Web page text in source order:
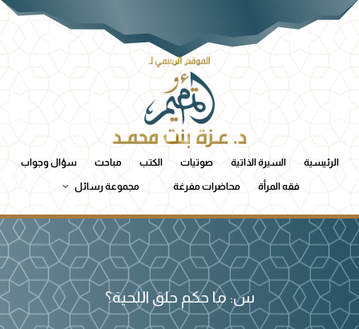
الرئيسية السيرة الذاتية صوتيات الكتب مباحث سؤال وجواب
فقه المرأة محاضرات مفرغة مجموعة رسائل
س: ما حكم حلق اللحية؟